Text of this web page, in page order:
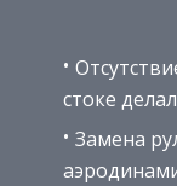
стоке
Замена